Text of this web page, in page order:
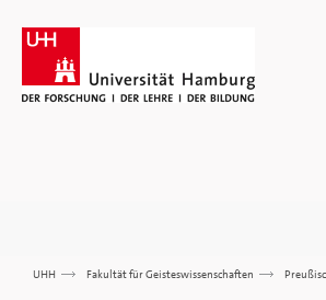
UHH >>> Fakultät für Geisteswissenschaften >>>